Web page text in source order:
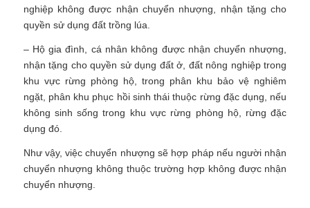
nghiệp không được nhận chuyển nhượng, nhận tặng cho
quyền sử dụng đất trồng lúa.
– Hộ gia đình, cá nhân không được nhận chuyển nhượng,
nhận tặng cho quyền sử dụng đất ở, đất nông nghiệp trong
khu vực rừng phòng hộ, trong phân khu bảo vệ nghiêm
ngặt, phân khu phục hồi sinh thái thuộc rừng đặc dụng, nếu
không sinh sống trong khu vực rừng phòng hộ, rừng đặc
dụng đó.
Như vậy, việc chuyển nhượng sẽ hợp pháp nếu người nhận
chuyển nhượng không thuộc trường hợp không được nhận
chuyển nhượng.